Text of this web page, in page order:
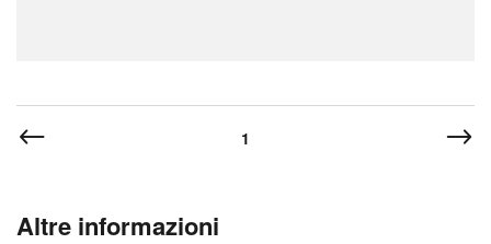
1
Altre informazioni